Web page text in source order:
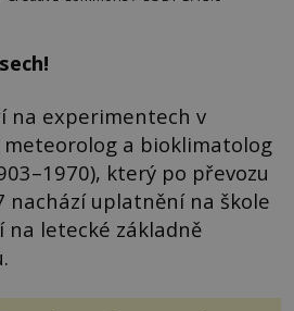
na experimentech v
meteorolog a bioklimatolog
který po převozu
nachází uplatnění na škole
letecké základně